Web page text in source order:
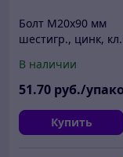
Болт М20х90 мм
шестигр., цинк,
В наличии
51.70 руб./
Купить